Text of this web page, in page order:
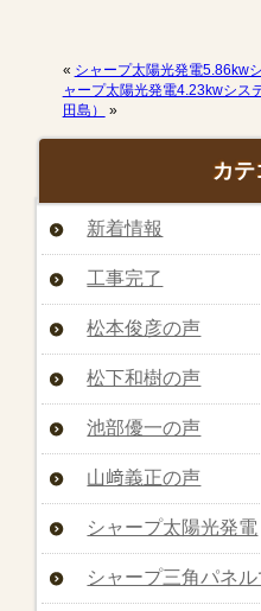
« シャープ太陽光発電5.86kw
ャープ太陽光発電4.23kwシス
田島）
»
カテ
新着情報
工事完了
松本俊彦の声
松下和樹の声
池部優一の声
山﨑義正の声
シャープ太陽光発電
シャープ三角パネル